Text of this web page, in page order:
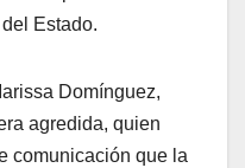
Estado.
Domínguez,
agredida, quien
comunicación que la